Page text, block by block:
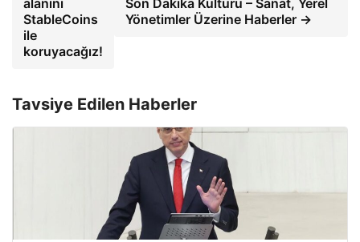
alanını
StableCoins
ile
koruyacağız!
Son Dakika Kültürü – Sanat, Yerel
Yönetimler Üzerine Haberler →
Tavsiye Edilen Haberler